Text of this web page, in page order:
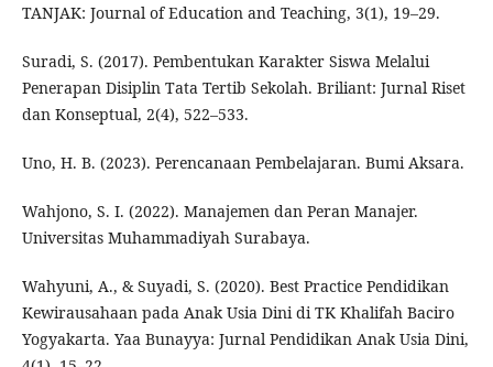
TANJAK: Journal of Education and Teaching, 3(1), 19–29.
Suradi, S. (2017). Pembentukan Karakter Siswa Melalui
Penerapan Disiplin Tata Tertib Sekolah. Briliant: Jurnal Riset
dan Konseptual, 2(4), 522–533.
Uno, H. B. (2023). Perencanaan Pembelajaran. Bumi Aksara.
Wahjono, S. I. (2022). Manajemen dan Peran Manajer.
Universitas Muhammadiyah Surabaya.
Wahyuni, A., & Suyadi, S. (2020). Best Practice Pendidikan
Kewirausahaan pada Anak Usia Dini di TK Khalifah Baciro
Yogyakarta. Yaa Bunayya: Jurnal Pendidikan Anak Usia Dini,